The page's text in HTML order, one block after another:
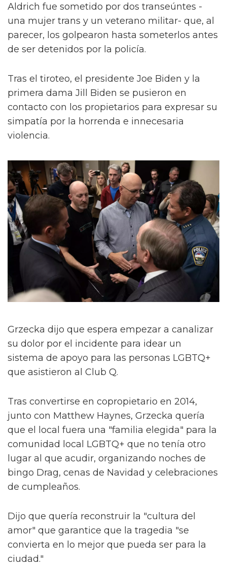
Aldrich fue sometido por dos transeúntes -
una mujer trans y un veterano militar- que, al
parecer, los golpearon hasta someterlos antes
de ser detenidos por la policía.
Tras el tiroteo, el presidente Joe Biden y la
primera dama Jill Biden se pusieron en
contacto con los propietarios para expresar su
simpatía por la horrenda e innecesaria
violencia.
Grzecka dijo que espera empezar a canalizar
su dolor por el incidente para idear un
sistema de apoyo para las personas LGBTQ+
que asistieron al Club Q.
Tras convertirse en copropietario en 2014,
junto con Matthew Haynes, Grzecka quería
que el local fuera una "familia elegida" para la
comunidad local LGBTQ+ que no tenía otro
lugar al que acudir, organizando noches de
bingo Drag, cenas de Navidad y celebraciones
de cumpleaños.
Dijo que quería reconstruir la "cultura del
amor" que garantice que la tragedia "se
convierta en lo mejor que pueda ser para la
ciudad."